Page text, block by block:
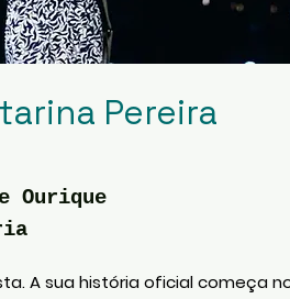
Pereira
Ourique
A sua história oficial começa